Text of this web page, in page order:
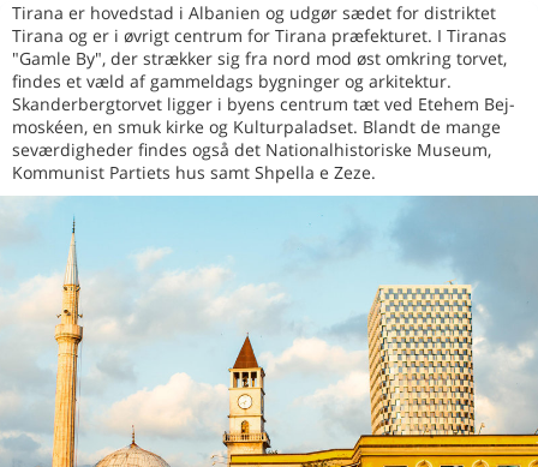
Tirana er hovedstad i Albanien og udgør sædet for distriktet
Tirana og er i øvrigt centrum for Tirana præfekturet. I Tiranas
"Gamle By", der strækker sig fra nord mod øst omkring torvet,
findes et væld af gammeldags bygninger og arkitektur.
Skanderbergtorvet ligger i byens centrum tæt ved Etehem Bej-
moskéen, en smuk kirke og Kulturpaladset. Blandt de mange
seværdigheder findes også det Nationalhistoriske Museum,
Kommunist Partiets hus samt Shpella e Zeze.